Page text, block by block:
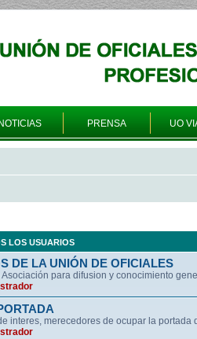
NOTICIAS PRENSA UO
LOS USUARIOS
DE LA UNIÓN DE OFICIALES
para difusion y conocimiento
interes, merecedores de ocupar la portada